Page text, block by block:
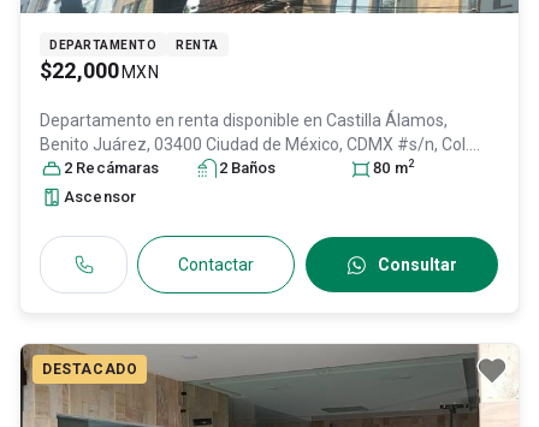
DEPARTAMENTO RENTA
$22,000 MXN
Departamento en renta disponible en Castilla Álamos,
Benito Juárez, 03400 Ciudad de México, CDMX #s/n, Col.
Álamos,Benito Juárez , DF / CDMX , México, C.P. 03400
31138495
2 Recámaras 2 Baños 80 m2
Ascensor
Contactar Consultar
DESTACADO